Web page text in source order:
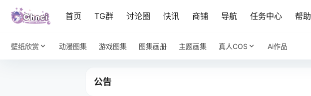
首页 TG群 讨论圈 快讯 商铺 导航 任务中心 帮助
壁纸欣赏 动漫图集 游戏图集 图集画册 主题画集 真人COS Ai作品
公告